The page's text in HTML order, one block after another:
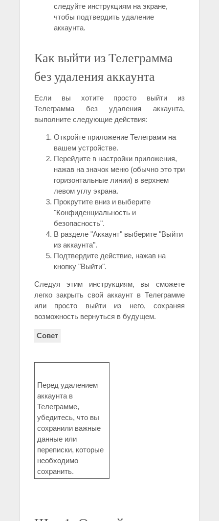
следуйте инструкциям на экране,
чтобы подтвердить удаление
аккаунта.
Как выйти из Телеграмма
без удаления аккаунта
Если вы хотите просто выйти из
Телеграмма без удаления аккаунта,
выполните следующие действия:
Откройте приложение Телеграмм на
вашем устройстве.
Перейдите в настройки приложения,
нажав на значок меню (обычно это три
горизонтальные линии) в верхнем
левом углу экрана.
Прокрутите вниз и выберите
"Конфиденциальность и
безопасность".
В разделе "Аккаунт" выберите "Выйти
из аккаунта".
Подтвердите действие, нажав на
кнопку "Выйти".
Следуя этим инструкциям, вы сможете
легко закрыть свой аккаунт в Телеграмме
или просто выйти из него, сохраняя
возможность вернуться в будущем.
Совет
Перед удалением
аккаунта в
Телеграмме,
убедитесь, что вы
сохранили важные
данные или
переписки, которые
необходимо
сохранить.